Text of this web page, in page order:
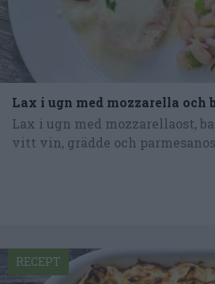
Lax i ugn med mozzarella och
Lax i ugn med mozzarellaost,
vitt vin, grädde och
RECEPT